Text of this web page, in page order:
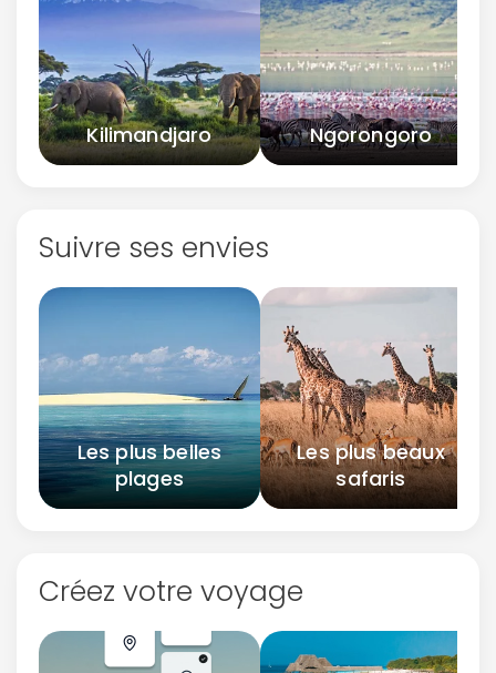
Kilimandjaro Ngorongoro
Suivre ses envies
Les plus belles
plages
Les plus beaux
safaris
Créez votre voyage